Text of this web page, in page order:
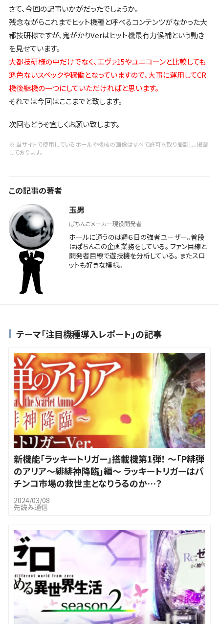
さて、今回の記事いかがだったでしょうか。
残念ながらこれまでヒット機種と呼べるコンテンツがなかった大
都技研様ですが、鬼がかりVerはヒット機最有力候補という動き
を見せています。
大都技研様の中だけでなく、エヴァ15やユニコーンと比較しても
遜色ないスペックや稼働となっていますので、大事に運用してCR
機後継機の一つにしていただければと思います。
それでは今回はここまでと致します。
次回もどうぞ宜しくお願い致します。
※ 当サイトで使用しているホールや機械の画像はすべて許可を取り撮影し、掲載
しております。
この記事の著者
玉男
ぱちんこメーカー現役開発者
ホールに通うのは週６日の強者ユーザー。普段
はぱちんこの企画業務をしている。 ファン目線と
開発者目線で遊技機を分析している。 またスロ
ットも好きな模様。
テーマ「注目機種導入レポート」の記事
新機能「ラッキートリガー」搭載機第1弾！ ～「P緋弾
のアリア～緋緋神降臨」編～ ラッキートリガーはパ
チンコ市場の救世主となりうるのか…？
2024/03/08
先読み通信